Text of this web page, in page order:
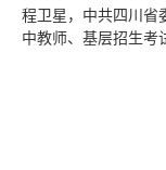
程卫星，中共四川省
中教师、基层招生考